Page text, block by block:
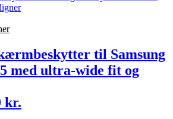
til Samsung
med ultra-wide fit og
kr.